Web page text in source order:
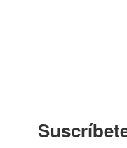
Peter Schiff
29 DE JULIO DE